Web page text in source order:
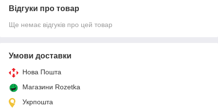
Відгуки про товар
Ще немає відгуків про цей товар
Умови доставки
Нова Пошта
Магазини Rozetka
Укрпошта